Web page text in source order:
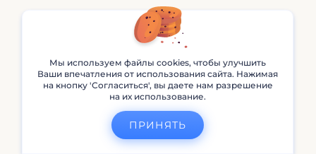
Цены
Помощь И Поддержка
Партнерская Программа
Конфиденциальности
Инструменты Для
Брендинга
Редактирование Видео
YouTube
Советы По Созданию
Брендинг
Мы используем файлы cookies, чтобы улучшить
Ваши впечатления от использования сайта. Нажимая
на кнопку 'Согласиться', вы даете нам разрешение
на их использование.
ПРИНЯТЬ